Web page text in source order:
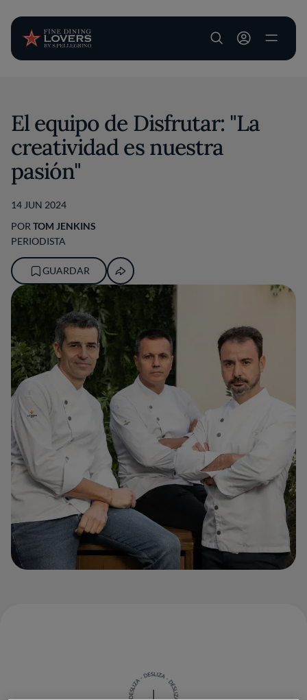
User account
El equipo de Disfrutar: "La
creatividad es nuestra
pasión"
14 JUN 2024
POR TOM JENKINS
PERIODISTA
GUARDAR